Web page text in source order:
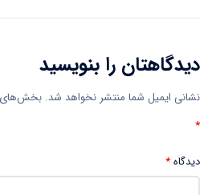
دیدگاهتان را بنویسید
نشانی ایمیل شما منتشر نخواهد شد. بخش‌های
*
دیدگاه*